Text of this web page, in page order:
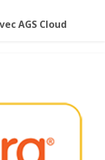
AGS Cloud